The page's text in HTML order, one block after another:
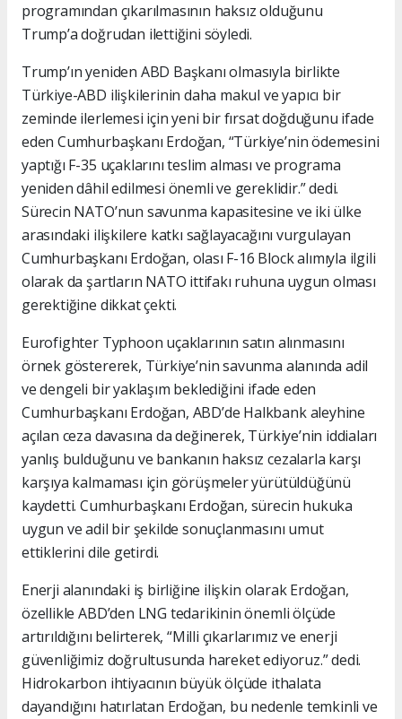
programından çıkarılmasının haksız olduğunu
Trump’a doğrudan ilettiğini söyledi.
Trump’ın yeniden ABD Başkanı olmasıyla birlikte
Türkiye-ABD ilişkilerinin daha makul ve yapıcı bir
zeminde ilerlemesi için yeni bir fırsat doğduğunu ifade
eden Cumhurbaşkanı Erdoğan, “Türkiye’nin ödemesini
yaptığı F-35 uçaklarını teslim alması ve programa
yeniden dâhil edilmesi önemli ve gereklidir.” dedi.
Sürecin NATO’nun savunma kapasitesine ve iki ülke
arasındaki ilişkilere katkı sağlayacağını vurgulayan
Cumhurbaşkanı Erdoğan, olası F-16 Block alımıyla ilgili
olarak da şartların NATO ittifakı ruhuna uygun olması
gerektiğine dikkat çekti.
Eurofighter Typhoon uçaklarının satın alınmasını
örnek göstererek, Türkiye’nin savunma alanında adil
ve dengeli bir yaklaşım beklediğini ifade eden
Cumhurbaşkanı Erdoğan, ABD’de Halkbank aleyhine
açılan ceza davasına da değinerek, Türkiye’nin iddiaları
yanlış bulduğunu ve bankanın haksız cezalarla karşı
karşıya kalmaması için görüşmeler yürütüldüğünü
kaydetti. Cumhurbaşkanı Erdoğan, sürecin hukuka
uygun ve adil bir şekilde sonuçlanmasını umut
ettiklerini dile getirdi.
Enerji alanındaki iş birliğine ilişkin olarak Erdoğan,
özellikle ABD’den LNG tedarikinin önemli ölçüde
artırıldığını belirterek, “Milli çıkarlarımız ve enerji
güvenliğimiz doğrultusunda hareket ediyoruz.” dedi.
Hidrokarbon ihtiyacının büyük ölçüde ithalata
dayandığını hatırlatan Erdoğan, bu nedenle temkinli ve